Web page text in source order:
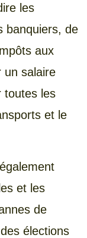
les
banquiers, de
aux
un salaire
toutes les
et le
et les
de
élections